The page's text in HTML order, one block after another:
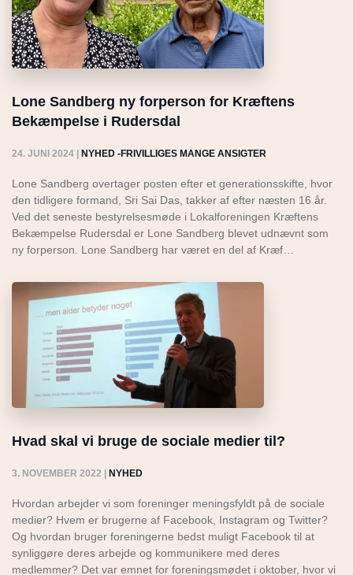
Lone Sandberg ny forperson for Kræftens
Bekæmpelse i Rudersdal
24. JUNI 2024 NYHED -FRIVILLIGES MANGE ANSIGTER
Lone Sandberg overtager posten efter et generationsskifte, hvor
den tidligere formand, Sri Sai Das, takker af efter næsten 16 år.
Ved det seneste bestyrelsesmøde i Lokalforeningen Kræftens
Bekæmpelse Rudersdal er Lone Sandberg blevet udnævnt som
ny forperson. Lone Sandberg har været en del af Kræf…
Hvad skal vi bruge de sociale medier til?
3. NOVEMBER 2022 NYHED
Hvordan arbejder vi som foreninger meningsfyldt på de sociale
medier? Hvem er brugerne af Facebook, Instagram og Twitter?
Og hvordan bruger foreningerne bedst muligt Facebook til at
synliggøre deres arbejde og kommunikere med deres
medlemmer? Det var emnet for foreningsmødet i oktober, hvor vi